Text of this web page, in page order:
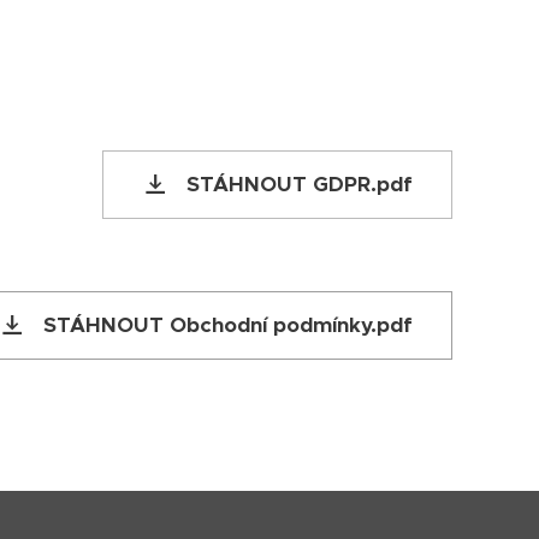
STÁHNOUT GDPR.pdf
STÁHNOUT Obchodní podmínky.pdf